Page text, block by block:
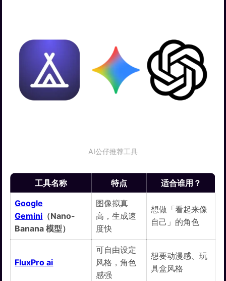
AI公仔推荐工具
工具名称 特点
适合谁用？
Google
Gemini （Nano-
Banana 模型）
图像拟真
高，生成速
度快
想做「看起来像
自己」的角色
FluxPro ai
可自由设定
风格，角色
感强
想要动漫感、玩
具盒风格